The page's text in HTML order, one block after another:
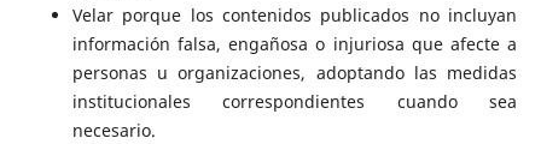
Velar porque los contenidos publicados no incluyan
información falsa, engañosa o injuriosa que afecte a
personas u organizaciones, adoptando las medidas
institucionales correspondientes cuando sea
necesario.